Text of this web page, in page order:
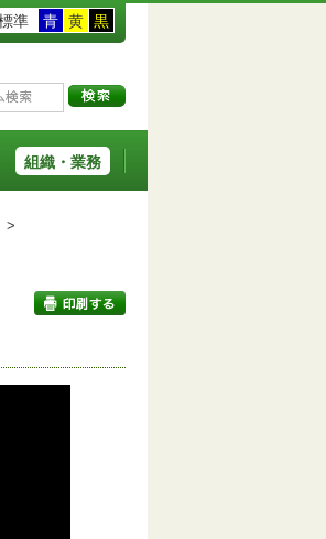
準 青 黄 黒
組織・業務
>